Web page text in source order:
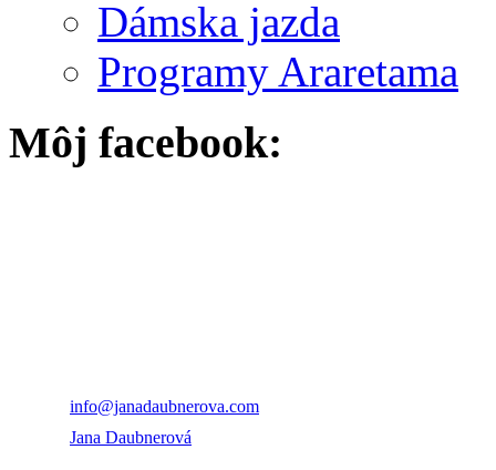
Dámska jazda
Programy Araretama
Môj facebook:
info@janadaubnerova.com
Jana Daubnerová